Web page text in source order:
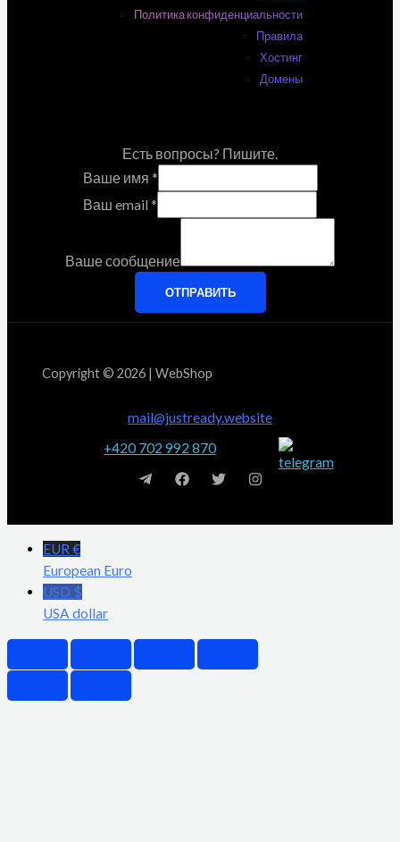
Политика конфиденциальности
Правила
Хостинг
Домены
Есть вопросы? Пишите.
Ваше имя *
Ваш email *
Ваше сообщение
ОТПРАВИТЬ
Copyright © 2026 | WebShop
mail@justready.website
+420 702 992 870
EUR €
European Euro
USD $
USA dollar